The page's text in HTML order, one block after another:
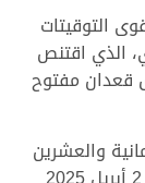
التوقيتات
الذي اقتنص
قعدان مفتوح
والعشرين